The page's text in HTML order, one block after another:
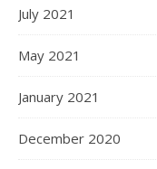
July 2021
May 2021
January 2021
December 2020